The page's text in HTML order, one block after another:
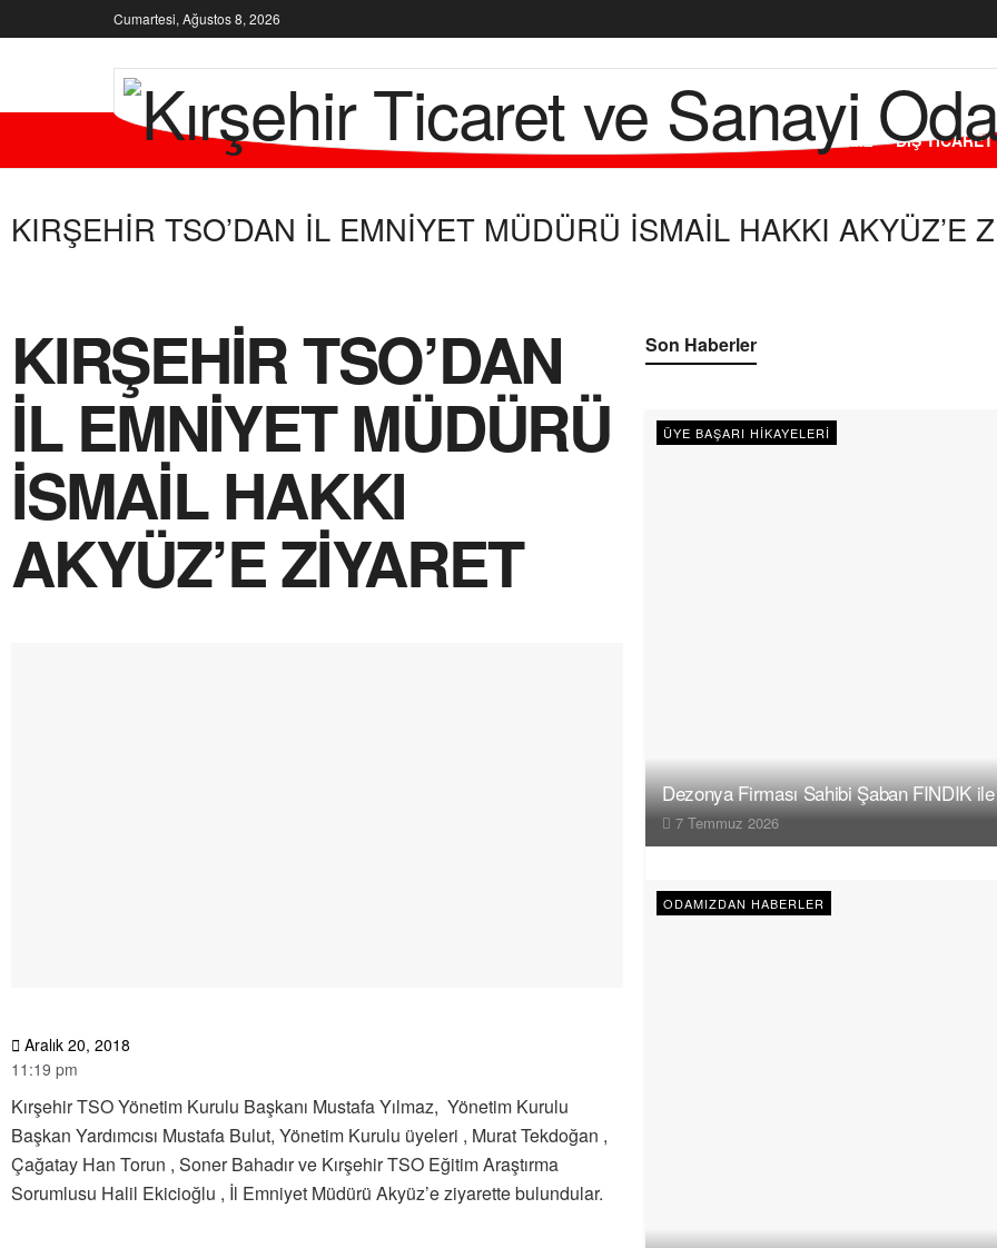
Cumartesi, Ağustos 8, 2026
KURUMSAL ODAMIZ ÜYELERİMİZ HİZMETLERİMİZ DIŞ TİCARET
KIRŞEHİR TSO’DAN İL EMNİYET MÜDÜRÜ İSMAİL HAKKI AKYÜZ’E
KIRŞEHİR TSO’DAN
İL EMNİYET MÜDÜRÜ
İSMAİL HAKKI
AKYÜZ’E ZİYARET
Aralık 20, 2018
11:19 pm
Kırşehir TSO Yönetim Kurulu Başkanı Mustafa Yılmaz, Yönetim Kurulu
Başkan Yardımcısı Mustafa Bulut, Yönetim Kurulu üyeleri , Murat Tekdoğan ,
Çağatay Han Torun , Soner Bahadır ve Kırşehir TSO Eğitim Araştırma
Sorumlusu Halil Ekicioğlu , İl Emniyet Müdürü Akyüz’e ziyarette bulundular.
Son Haberler
ÜYE BAŞARI HIKAYELERI
Dezonya Firması Sahibi Şaban FINDIK
7 Temmuz 2026
ODAMIZDAN HABERLER